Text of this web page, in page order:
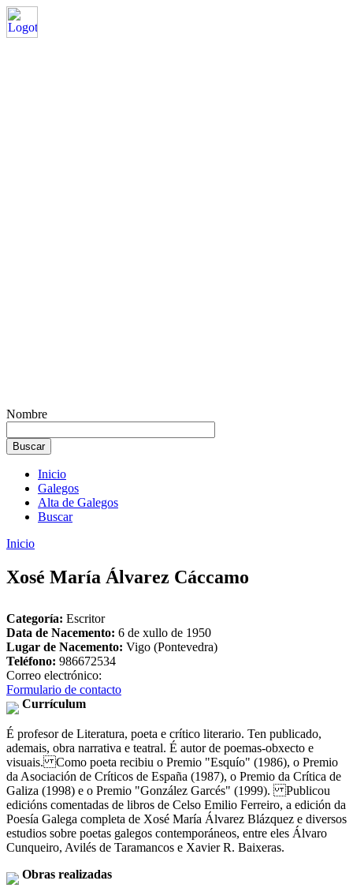
Nombre
Inicio
Galegos
Alta de Galegos
Buscar
Inicio
Xosé María Álvarez Cáccamo
Categoría: Escritor
Data de Nacemento: 6 de xullo de 1950
Lugar de Nacemento: Vigo (Pontevedra)
Teléfono: 986672534
Correo electrónico:
Formulario de contacto
Currículum
É profesor de Literatura, poeta e crítico literario. Ten publicado,
ademais, obra narrativa e teatral. É autor de poemas-obxecto e
visuais. Como poeta recibiu o Premio "Esquío" (1986), o Premio
da Asociación de Críticos de España (1987), o Premio da Crítica de
Galiza (1998) e o Premio "González Garcés" (1999). Publicou
edicións comentadas de libros de Celso Emilio Ferreiro, a edición da
Poesía Galega completa de Xosé María Álvarez Blázquez e diversos
estudios sobre poetas galegos contemporáneos, entre eles Álvaro
Cunqueiro, Avilés de Taramancos e Xavier R. Baixeras.
Obras realizadas